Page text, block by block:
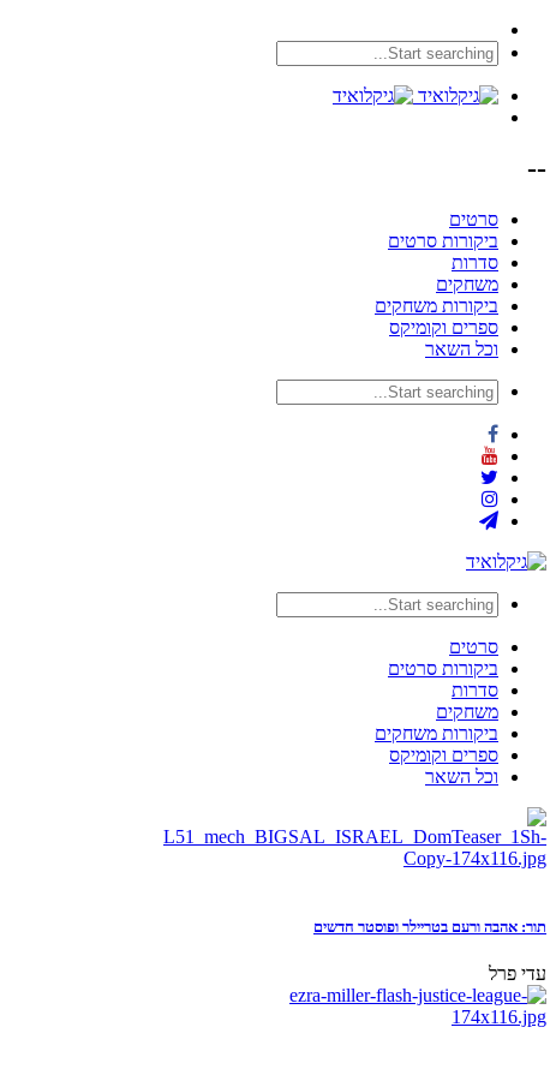
--
סרטים
ביקורות סרטים
סדרות
משחקים
ביקורות משחקים
ספרים וקומיקס
וכל השאר
סרטים
ביקורות סרטים
סדרות
משחקים
ביקורות משחקים
ספרים וקומיקס
וכל השאר
תור: אהבה ורעם בטריילר ופוסטר חדשים
עדי פרל